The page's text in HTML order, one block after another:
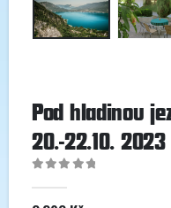
Pod hladinou
20.-22.10. 2023